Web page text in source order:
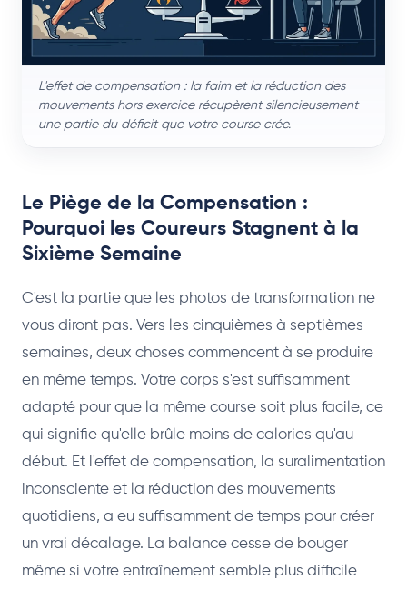
L'effet de compensation : la faim et la réduction des
mouvements hors exercice récupèrent silencieusement
une partie du déficit que votre course crée.
Le Piège de la Compensation :
Pourquoi les Coureurs Stagnent à la
Sixième Semaine
C'est la partie que les photos de transformation ne
vous diront pas. Vers les cinquièmes à septièmes
semaines, deux choses commencent à se produire
en même temps. Votre corps s'est suffisamment
adapté pour que la même course soit plus facile, ce
qui signifie qu'elle brûle moins de calories qu'au
début. Et l'effet de compensation, la suralimentation
inconsciente et la réduction des mouvements
quotidiens, a eu suffisamment de temps pour créer
un vrai décalage. La balance cesse de bouger
même si votre entraînement semble plus difficile